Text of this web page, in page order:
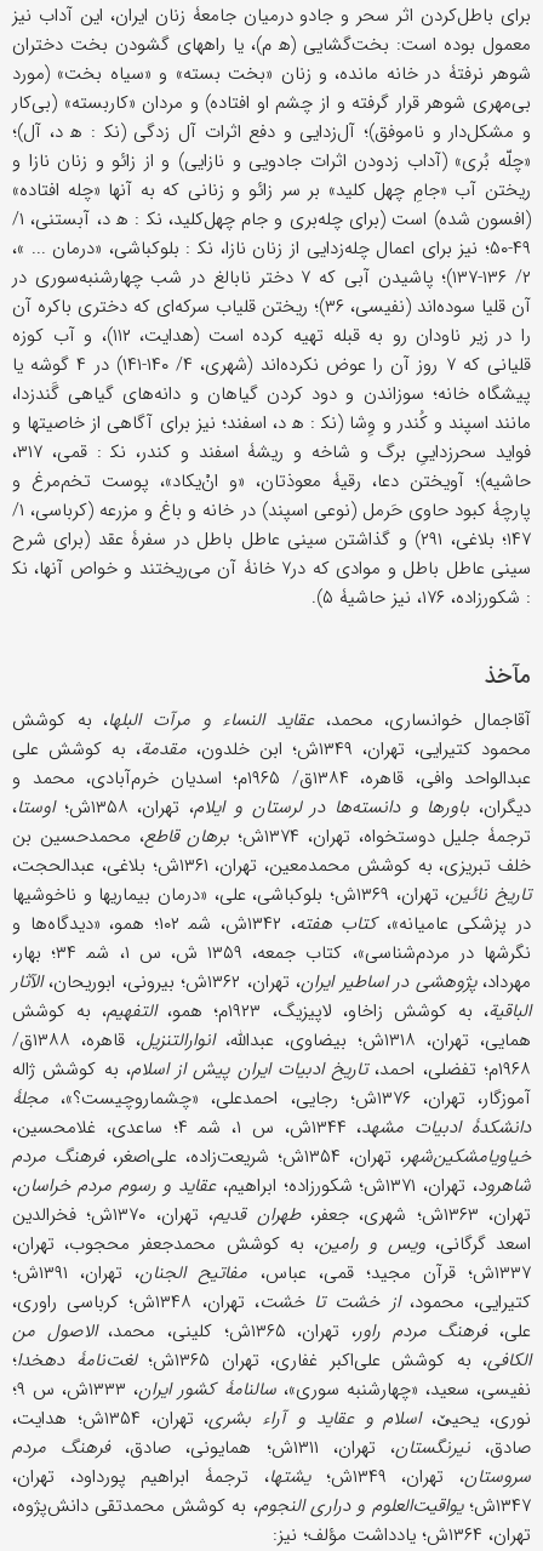
برای باطل‌کردن اثر سحر و جادو درمیان جامعۀ زنان ایران، این آداب نیز
معمول بوده است: بخت‌گشایی (ﻫ م)، یا راههای گشودن بخت دختران
شوهر نرفتۀ در خانه مانده، و زنان «بخت بسته» و «سیاه بخت» (مورد
بی‌مهری شوهر قرار گرفته و از چشم او افتاده) و مردان «کاربسته» (بی‌کار
و مشکل‌دار و ناموفق)؛ آل‌زدایی و دفع اثرات آل زدگی (ﻧﻜ : ﻫ د، آل)؛
«چلّه بُری» (آداب زدودن اثرات جادویی و نازایی) و از زائو و زنان نازا و
ریختن آب «جامِ چهل کلید» بر سر زائو و زنانی که به آنها «چله افتاده»
(افسون شده) است (برای چله‌بری و جام چهل‌کلید، ﻧﻜ : ﻫ د، آبستنی، ۱/
۴۹-۵۰؛ نیز برای اعمال چله‌زدایی از زنان نازا، ﻧﻜ : بلوکباشی، «درمان ... »،
۲/ ۱۳۶-۱۳۷)؛ پاشیدن آبی که ۷ دختر نابالغ در شب چهارشنبه‌سوری در
آن قلیا سوده‌اند (نفیسی، ۳۶)؛ ریختن قلیاب سرکه‌ای که دختری باکره آن
را در زیر ناودان رو به قبله تهیه کرده است (هدایت، ۱۱۲)، و آب کوزه
قلیانی که ۷ روز آن را عوض نکرده‌اند (شهری، ۴/ ۱۴۰-۱۴۱) در ۴ گوشه یا
پیشگاه خانه؛ سوزاندن و دود کردن گیاهان و دانه‌های گیاهی گَندزدا،
مانند اسپند و کُندر و وِشا (ﻧﻜ : ﻫ د، اسفند؛ نیز برای آگاهی از خاصیتها و
فواید سحرزداییِ برگ و شاخه و ریشۀ اسفند و کندر، ﻧﻜ : قمی، ۳۱۷،
حاشیه)؛ آویختن دعا، رقیۀ معوذتان، «و انْ‌یکاد»، پوست تخم‌مرغ و
پارچۀ کبود حاوی حَرمل (نوعی اسپند) در خانه و باغ و مزرعه (کرباسی، ۱/
۱۴۷؛ بلاغی، ۲۹۱) و گذاشتن سینی عاطل باطل در سفرۀ عقد (برای شرح
سینی عاطل باطل و موادی که در۷ خانۀ آن می‌ریختند و خواص آنها، ﻧﻜ
: شکورزاده، ۱۷۶، نیز حاشیۀ ۵).
مآخذ
آقاجمال خوانساری، محمد،عقاید النساء و مرآت البلها، به کوشش
محمود کتیرایی، تهران، ۱۳۴۹ش؛ ابن خلدون،
مقدمة، به کوشش علی
عبدالواحد وافی، قاهره، ۱۳۸۴ق/ ۱۹۶۵م؛ اسدیان خرم‌آبادی، محمد و
دیگران، باورها و دانسته‌ها در لرستان و ایلام، تهران، ۱۳۵۸ش؛ اوستا،
ترجمۀ جلیل دوستخواه، تهران، ۱۳۷۴ش؛
برهان قاطع، محمدحسین بن
خلف تبریزی، به کوشش محمدمعین، تهران، ۱۳۶۱ش؛ بلاغی، عبدالحجت،
تاریخ نائین
، تهران، ۱۳۶۹ش؛ بلوکباشی، علی، «درمان بیماریها و ناخوشیها
در پزشکی عامیانه»،کتاب هفته
، ۱۳۴۲ش، ﺷﻤ ۱۰۲؛ همو، «دیدگاه‌ها و
نگرشها در مردم‌شناسی»، کتاب جمعه، ۱۳۵۹ ش، س ۱، شم‍ ۳۴؛ بهار،
مهرداد، پژوهشی در اساطیر ایران، تهران، ۱۳۶۲ش؛ بیرونی، ابوریحان،
الآثار
الباقیة، به کوشش زاخاو، لاپیزیگ، ۱۹۲۳م؛ همو، التفهیم، به کوشش
همایی، تهران، ۱۳۱۸ش؛ بیضاوی، عبدالله،
انوارالتنزیل
، قاهره، ۱۳۸۸ق/
۱۹۶۸م؛ تفضلی، احمد،
تاریخ ادبیات ایران پیش از اسلام، به کوشش ژاله
آموزگار، تهران، ۱۳۷۶ش؛ رجایی، احمدعلی، «چشماروچیست؟»،
مجلۀ
دانشکدۀ ادبیات مشهد، ۱۳۴۴ش، س ۱، ﺷﻤ ۴؛ ساعدی، غلامحسین،
خیاویامشکین‌شهر، تهران، ۱۳۵۴ش؛ شریعت‌زاده، علی‌اصغر،
فرهنگ مردم
شاهرود، تهران، ۱۳۷۱ش؛ شکورزاده؛ ابراهیم، عقاید و رسوم مردم خراسان،
تهران، ۱۳۶۳ش؛ شهری، جعفر،
طهران قدیم
، تهران، ۱۳۷۰ش؛ فخرالدین
اسعد گرگانی، ویس و رامین، به کوشش محمدجعفر محجوب، تهران،
۱۳۳۷ش؛ قرآن مجید؛ قمی، عباس،
مفاتیح الجنان
، تهران، ۱۳۹۱ش؛
کتیرایی، محمود،از خشت تا خشت
، تهران، ۱۳۴۸ش؛ کرباسی راوری،
علی،فرهنگ مردم راور، تهران، ۱۳۶۵ش؛ کلینی، محمد،
الاصول من
الکافی، به کوشش علی‌اکبر غفاری، تهران ۱۳۶۵ش؛ لغت‌نامۀ دهخدا؛
نفیسی، سعید، «چهارشنبه سوری»،سالنامۀ کشور ایران
، ۱۳۳۳ش، س ۹؛
نوری، یحیێ،اسلام و عقاید و آراء بشری
، تهران، ۱۳۵۴ش؛ هدایت،
صادق،نیرنگستان، تهران، ۱۳۱۱ش؛ همایونی، صادق،
فرهنگ مردم
سروستان، تهران، ۱۳۴۹ش؛ یشتها، ترجمۀ ابراهیم پورداود، تهران،
۱۳۴۷ش؛
یواقیت‌العلوم و دراری النجوم، به کوشش محمدتقی دانش‌پژوه،
تهران، ۱۳۶۴ش؛ یادداشت مؤلف؛ نیز: